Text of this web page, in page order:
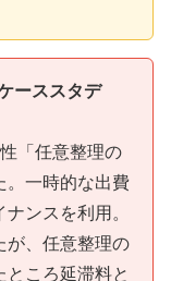
ーススタデ
「任意整理の
。一時的な出費
ンスを利用。
が、任意整理の
ころ延滞料と